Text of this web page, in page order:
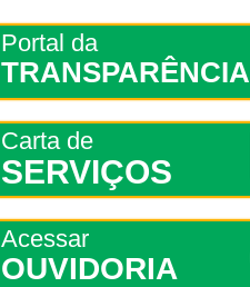
Portal da
TRANSPARÊNCIA
Carta de
SERVIÇOS
Acessar
OUVIDORIA